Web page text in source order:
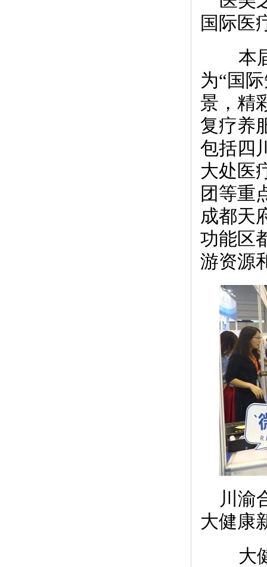
国际医
本
为“国
景，精
复疗养
包括四
大处医
团等重
成都天
功能区
游资源
川渝
大健康
大